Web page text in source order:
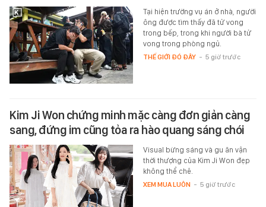
Tại hiện trường vụ án ở nhà, người
ông được tìm thấy đã tử vong
trong bếp, trong khi người bà tử
vong trong phòng ngủ.
THẾ GIỚI ĐÓ ĐÂY - 5 giờ trước
Kim Ji Won chứng minh mặc càng đơn giản càng
sang, đứng im cũng tỏa ra hào quang sáng chói
Visual bừng sáng và gu ăn vận
thời thượng của Kim Ji Won đẹp
không thể chê.
XEM MUA LUÔN - 5 giờ trước